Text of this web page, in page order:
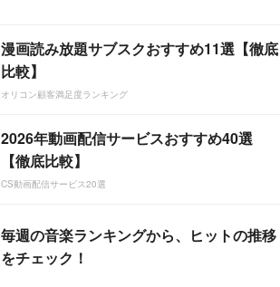
漫画読み放題サブスクおすすめ11選【徹底
比較】
オリコン顧客満足度ランキング
2026年動画配信サービスおすすめ40選
【徹底比較】
CS動画配信サービス20選
毎週の音楽ランキングから、ヒットの推移
をチェック！